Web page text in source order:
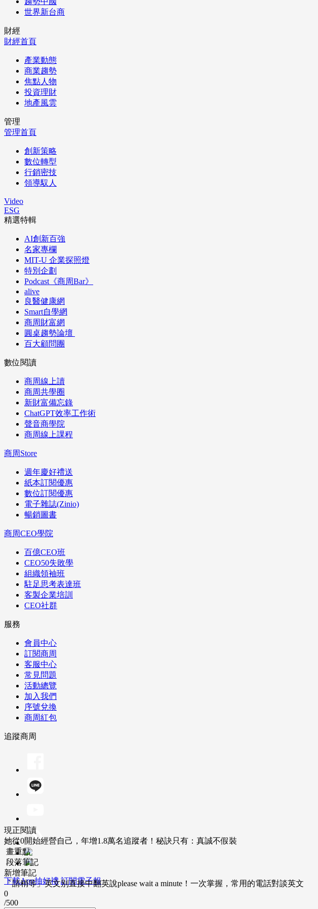
世界新台商
財經
財經首頁
產業動態
商業趨勢
焦點人物
投資理財
地產風雲
管理
管理首頁
創新策略
數位轉型
行銷密技
領導馭人
Video
ESG
精選特輯
AI創新百強
名家專欄
MIT-U 企業探照燈
特別企劃
Podcast《商周Bar》
alive
良醫健康網
Smart自學網
商周財富網
圓桌趨勢論壇
百大顧問團
數位閱讀
商周線上讀
商周共學圈
新財富備忘錄
ChatGPT效率工作術
聲音商學院
商周線上課程
商周Store
週年慶好禮送
紙本訂閱優惠
數位訂閱優惠
電子雜誌(Zinio)
暢銷圖書
商周CEO學院
百億CEO班
CEO50失敗學
組織領袖班
駐足思考表達班
客製企業培訓
CEO社群
服務
會員中心
訂閱商周
客服中心
常見問題
活動總覽
加入我們
序號兌換
商周紅包
追蹤商周
下載App抽好禮 訂閱電子報
現正閱讀
她從0開始經營自己，年增1.8萬名追蹤者！秘訣只有：真誠不假裝
畫重點
段落筆記
新增筆記
「請稍等」英文別直接中翻英說please wait a minute！一次掌握，常用的電話對談英文
0
/500